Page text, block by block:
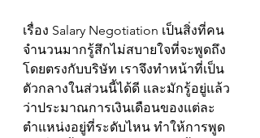
เรื่อง Salary Negotiation เป็นสิ่งที่คน
จำนวนมากรู้สึกไม่สบายใจที่จะพูดถึง
โดยตรงกับบริษัท เราจึงทำหน้าที่เป็น
ตัวกลางในส่วนนี้ได้ดี และมักรู้อยู่แล้ว
ว่าประมาณการเงินเดือนของแต่ละ
ตำแหน่งอยู่ที่ระดับไหน ทำให้การพูด